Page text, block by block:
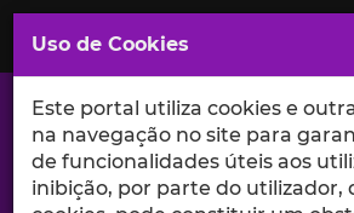
Saltar
para
Conteúdo
Principal
A excelência da investigação e
Uso de Cookies
Este portal utiliza cookies e
na navegação no site para
de funcionalidades úteis aos
inibição, por parte do utilizador,